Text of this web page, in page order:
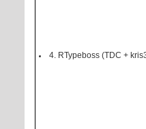
4. RTypeboss (TDC +